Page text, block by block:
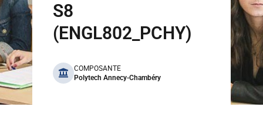
S8
(ENGL802_PCHY)
benefits
COMPOSANTE
Polytech Annecy-Chambéry